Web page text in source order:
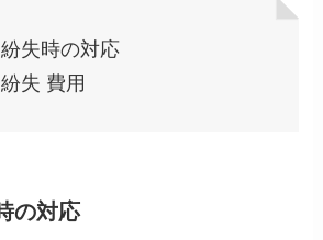
失時の対応
失 費用
の対応